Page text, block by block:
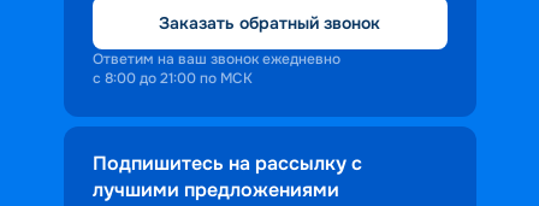
Заказать обратный звонок
Ответим на ваш звонок ежедневно
с 8:00 до 21:00 по МСК
Подпишитесь на рассылку с
лучшими предложениями